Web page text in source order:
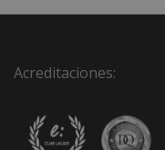
Acreditaciones: